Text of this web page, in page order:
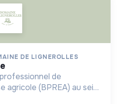
DE LIGNEROLLES
de
agricole (BPREA) au sein
bio-intensive